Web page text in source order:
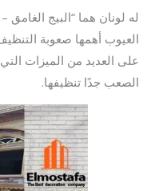
له لونان هما “البيج الغامق
العيوب أهمها صعوبة
على العديد من الميزات
الصعب جدًا تنظيفها.